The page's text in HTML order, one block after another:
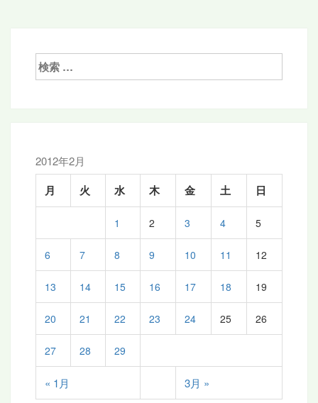
検
索:
2012年2月
月 火 水 木 金 土 日
« 1月 3月 »
1 2 3 4 5
6 7 8 9 10 11 12
13 14 15 16 17 18 19
20 21 22 23 24 25 26
27 28 29